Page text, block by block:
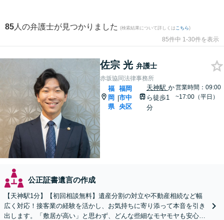
85 人の弁護士が見つかりました (検索結果について詳しくは こちら)
85件中 1-30件を表示
佐宗 光 弁護士
赤坂協同法律事務所
福
岡
県
|
福岡
市中
央区
天神駅 か
ら徒歩1
分
営業時間：09:00
~17:00（平日）
公正証書遺言の作成
【天神駅1分】【初回相談無料】遺産分割の対立や不動産相続など幅
広く対応！接客業の経験を活かし、お気持ちに寄り添って本音を引き
出します。「敷居が高い」と思わず、どんな些細なモヤモヤも安心し